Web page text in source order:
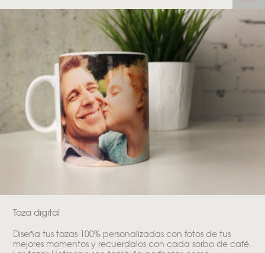
Taza digital
Diseña tus tazas 100% personalizadas con fotos de tus
mejores momentos y recuerdalos con cada sorbo de café.